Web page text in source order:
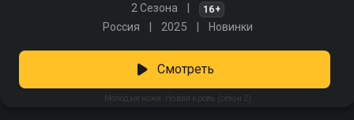
2 Сезона 16+
Россия 2025 Новинки
Молодые ножи. Новая кровь (сезон 2)
Смотреть